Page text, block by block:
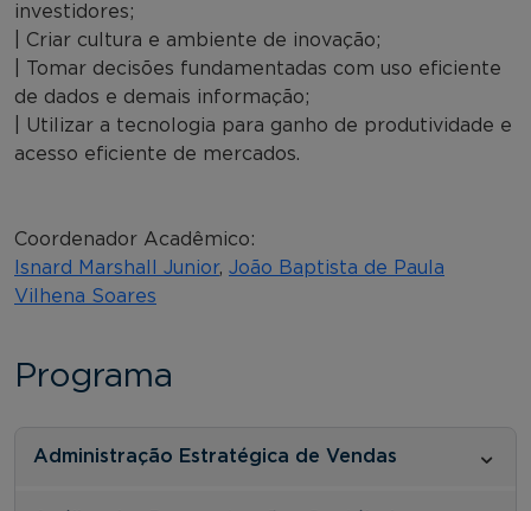
investidores;
| Criar cultura e ambiente de inovação;
| Tomar decisões fundamentadas com uso eficiente
de dados e demais informação;
| Utilizar a tecnologia para ganho de produtividade e
acesso eficiente de mercados.
Coordenador Acadêmico:
Isnard Marshall Junior, João Baptista de Paula
Vilhena Soares
Programa
Administração Estratégica de Vendas